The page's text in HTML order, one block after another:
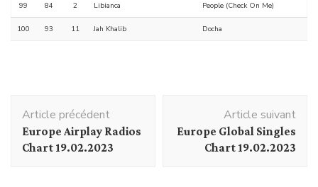
99 84 2 Libianca People (Check On Me)
100 93 11 Jah Khalib Docha
d'article
Article précédent
Europe Airplay Radios
Chart 19.02.2023
Article suivant
Europe Global Singles
Chart 19.02.2023